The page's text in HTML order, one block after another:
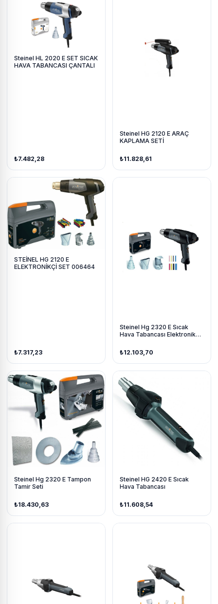
Steinel HL 2020 E SET SICAK
HAVA TABANCASI ÇANTALI
₺7.482,28
Steinel HG 2120 E ARAÇ
KAPLAMA SETİ
₺11.828,61
STEİNEL HG 2120 E
ELEKTRONİKÇİ SET 006464
₺7.317,23
Steinel Hg 2320 E Sıcak
Hava Tabancası Elektronikçi
₺12.103,70
Steinel Hg 2320 E Tampon
Tamir Seti
₺18.430,63
Steinel HG 2420 E Sıcak
Hava Tabancası
₺11.608,54